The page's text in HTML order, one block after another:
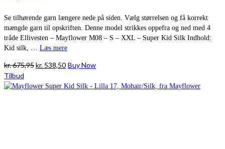
Se tilhørende garn længere nede på siden. Vælg størrelsen og få korrekt
mængde garn til opskriften. Denne model strikkes oppefra og ned med 4
tråde Ellivesten – Mayflower M08 – S – XXL – Super Kid Silk Indhold:
Kid silk, … Læs mere
kr.675,95Den
pris
kr. 538,50Den
pris
Buy Now
Tilbud